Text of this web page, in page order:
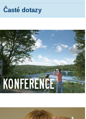
Časté dotazy
Konference